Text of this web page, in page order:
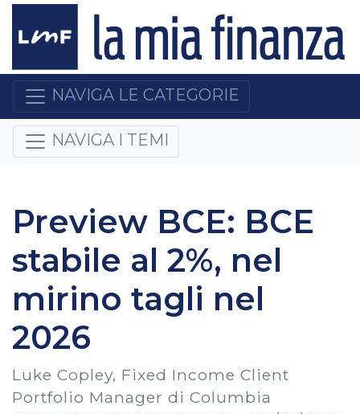
NAVIGA LE CATEGORIE
NAVIGA I TEMI
Preview BCE: BCE
stabile al 2%, nel
mirino tagli nel
2026
Luke Copley, Fixed Income Client
Portfolio Manager di Columbia